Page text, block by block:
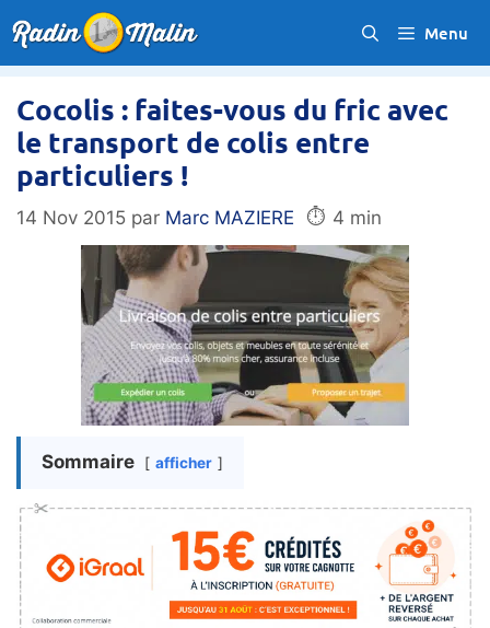
au
contenu
Menu
Cocolis : faites-vous du fric avec
le transport de colis entre
particuliers !
14 Nov 2015 par Marc MAZIERE ⏱️ 4 min
Sommaire afficher